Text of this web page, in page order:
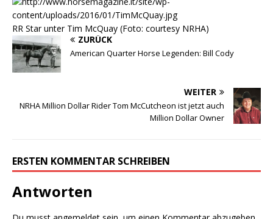
RR Star unter Tim McQuay (Foto: courtesy NRHA)
ZURÜCK
American Quarter Horse Legenden: Bill Cody
WEITER
NRHA Million Dollar Rider Tom McCutcheon ist jetzt auch
Million Dollar Owner
ERSTEN KOMMENTAR SCHREIBEN
Antworten